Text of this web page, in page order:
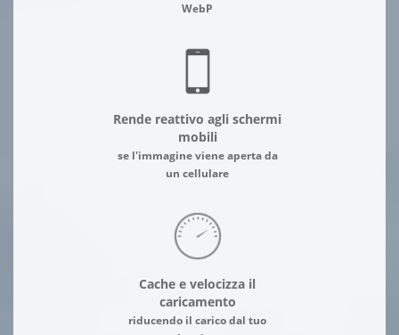
WebP
Rende reattivo agli schermi
mobili
se l'immagine viene aperta da
un cellulare
Cache e velocizza il
caricamento
riducendo il carico dal tuo